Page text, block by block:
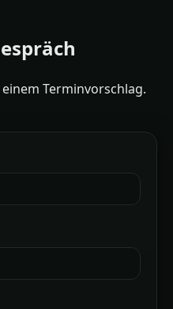
Terminvorschlag.